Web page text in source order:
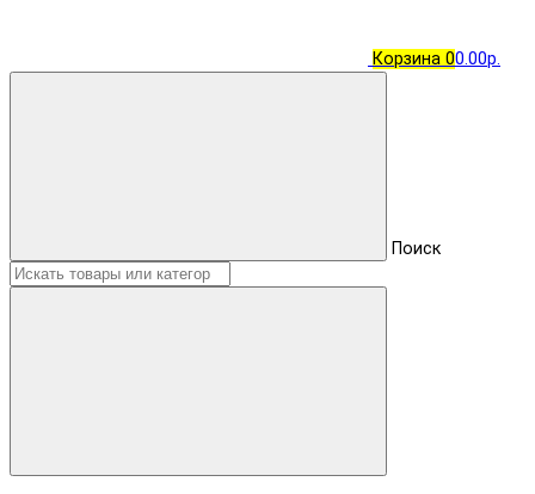
Корзина 00.00р.
Поиск